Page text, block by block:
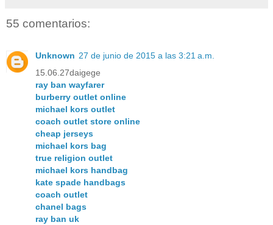
55 comentarios:
Unknown 27 de junio de 2015 a las 3:21 a.m.
15.06.27daigege
ray ban wayfarer
burberry outlet online
michael kors outlet
coach outlet store online
cheap jerseys
michael kors bag
true religion outlet
michael kors handbag
kate spade handbags
coach outlet
chanel bags
ray ban uk